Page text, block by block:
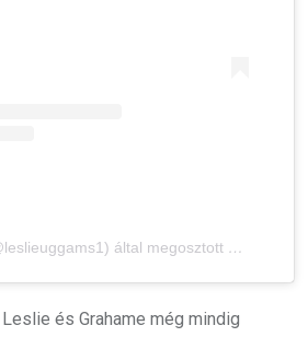
által megosztott bejegyzés
és Grahame még mindig